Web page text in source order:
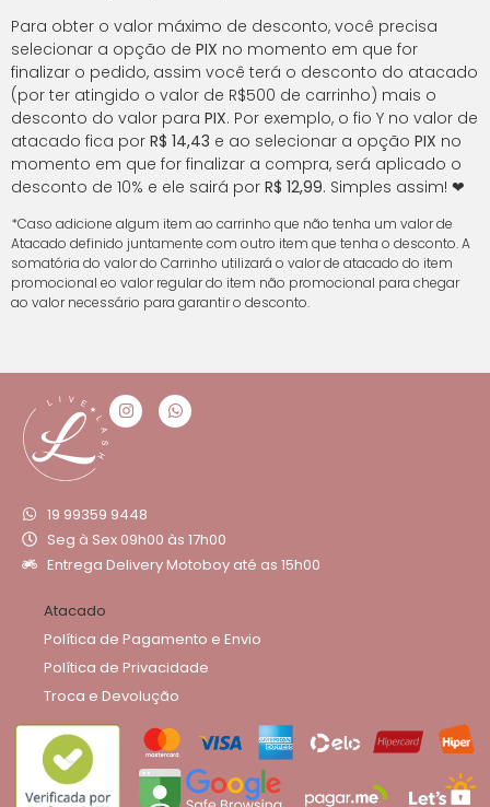
Para obter o valor máximo de desconto, você precisa
selecionar a opção de PIX no momento em que for
finalizar o pedido, assim você terá o desconto do atacado
(por ter atingido o valor de R$500 de carrinho) mais o
desconto do valor para PIX. Por exemplo, o fio Y no valor de
atacado fica por R$ 14,43 e ao selecionar a opção PIX no
momento em que for finalizar a compra, será aplicado o
desconto de 10% e ele sairá por R$ 12,99. Simples assim! ❤
*Caso adicione algum item ao carrinho que não tenha um valor de
Atacado definido juntamente com outro item que tenha o desconto. A
somatória do valor do Carrinho utilizará o valor de atacado do item
promocional eo valor regular do item não promocional para chegar
ao valor necessário para garantir o desconto.
19 99359 9448
Seg à Sex 09h00 às 17h00
Entrega Delivery Motoboy até as 15h00
Atacado
Política de Pagamento e Envio
Política de Privacidade
Troca e Devolução